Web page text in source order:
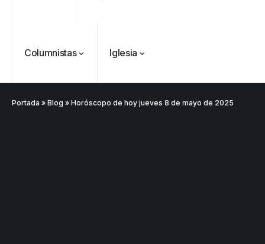
Columnistas Iglesia
Portada » Blog » Horóscopo de hoy jueves 8 de mayo de 2025